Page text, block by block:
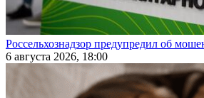
Россельхознадзор предупредил об
6 августа 2026, 18:00